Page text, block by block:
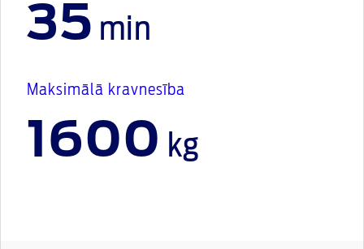
35 min
Maksimālā kravnesība
1600 kg